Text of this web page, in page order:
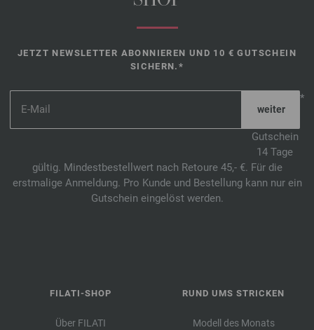
JETZT NEWSLETTER ABONNIEREN UND 10 € GUTSCHEIN
SICHERN.*
*
Gutschein
14 Tage
gültig. Mindestbestellwert nach Retoure 45,- €. Für die
erstmalige Anmeldung. Pro Kunde und Bestellung kann nur ein
Gutschein eingelöst werden.
FILATI-SHOP
Über FILATI
RUND UMS STRICKEN
Modell des Monats